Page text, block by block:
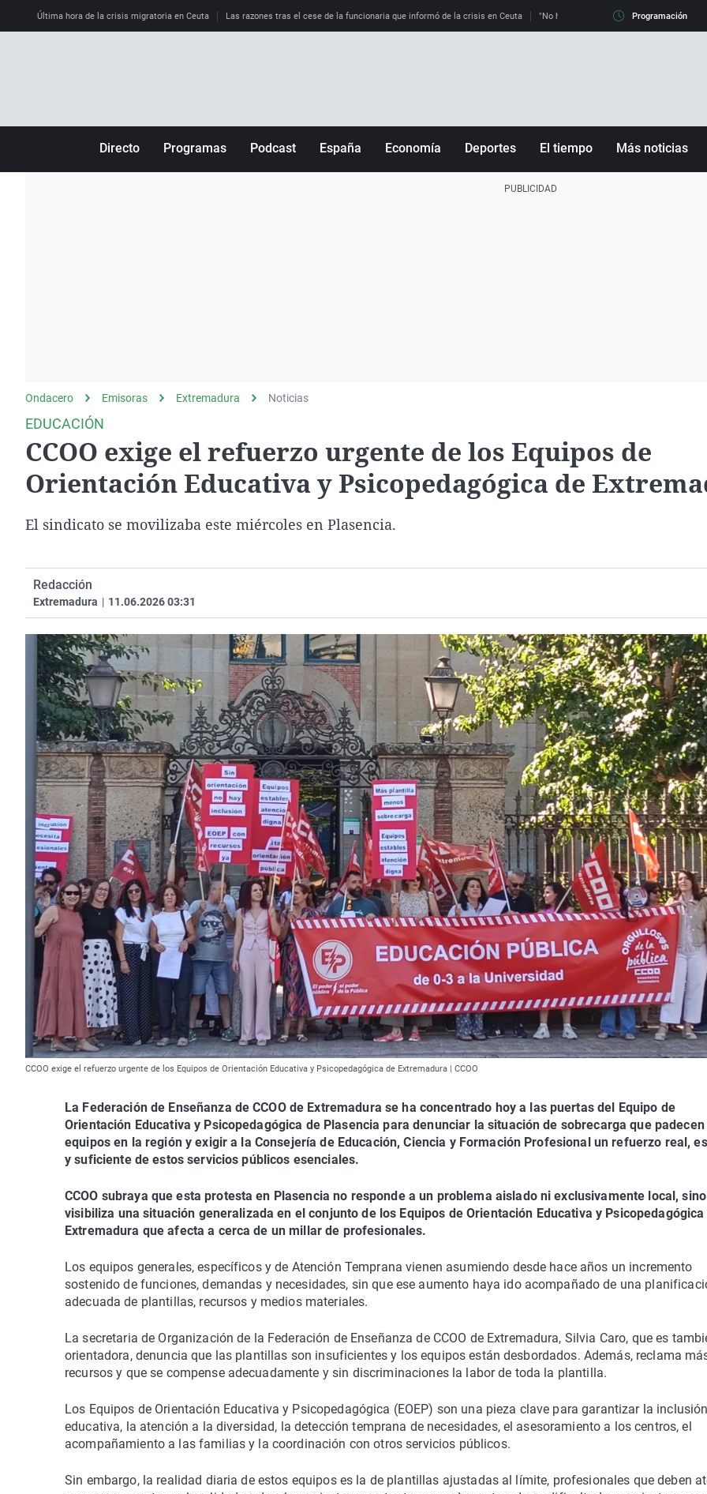
Última hora de la crisis migratoria en Ceuta Las razones tras el cese de la funcionaria que informó de la crisis en Ceuta "No hay mafias, que no nos engañen":
Programación
Directo Programas Podcast
Operación Viuda
Negra
España Economía Deportes El tiempo Más noticias
Ondacero Emisoras Extremadura Noticias
EDUCACIÓN
CCOO exige el refuerzo urgente de los Equipos de
Orientación Educativa y Psicopedagógica de
El sindicato se movilizaba este miércoles en Plasencia.
Redacción
Extremadura | 11.06.2026 03:31
CCOO exige el refuerzo urgente de los Equipos de Orientación Educativa y Psicopedagógica de Extremadura | CCOO
La Federación de Enseñanza de CCOO de Extremadura se ha concentrado hoy a las puertas del Equipo de
Orientación Educativa y Psicopedagógica de Plasencia para denunciar la situación de sobrecarga que
equipos en la región y exigir a la Consejería de Educación, Ciencia y Formación Profesional un refuerzo real,
y suficiente de estos servicios públicos esenciales.
CCOO subraya que esta protesta en Plasencia no responde a un problema aislado ni exclusivamente local,
visibiliza una situación generalizada en el conjunto de los Equipos de Orientación Educativa y Psicopedagógica
Extremadura que afecta a cerca de un millar de profesionales.
Los equipos generales, específicos y de Atención Temprana vienen asumiendo desde hace años un incremento
sostenido de funciones, demandas y necesidades, sin que ese aumento haya ido acompañado de una
adecuada de plantillas, recursos y medios materiales.
La secretaria de Organización de la Federación de Enseñanza de CCOO de Extremadura, Silvia Caro, que es
orientadora, denuncia que las plantillas son insuficientes y los equipos están desbordados. Además, reclama
recursos y que se compense adecuadamente y sin discriminaciones la labor de toda la plantilla.
Los Equipos de Orientación Educativa y Psicopedagógica (EOEP) son una pieza clave para garantizar la inclusión
educativa, la atención a la diversidad, la detección temprana de necesidades, el asesoramiento a los centros, el
acompañamiento a las familias y la coordinación con otros servicios públicos.
Sin embargo, la realidad diaria de estos equipos es la de plantillas ajustadas al límite, profesionales que deben